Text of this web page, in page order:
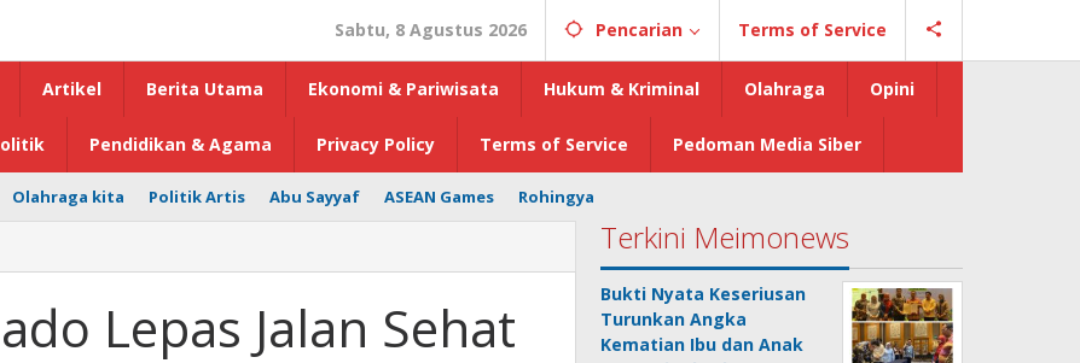
Sabtu, 8 Agustus 2026 Pencarian Terms of Service
Artikel Berita Utama Ekonomi & Pariwisata Hukum & Kriminal Olahraga Opini
Pendidikan & Agama Privacy Policy Terms of Service Pedoman Media Siber
Olahraga kita Politik Artis Abu Sayyaf ASEAN Games Rohingya
Lepas Jalan Sehat
Terkini Meimonews
Bukti Nyata Keseriusan
Turunkan Angka
Kematian Ibu dan Anak